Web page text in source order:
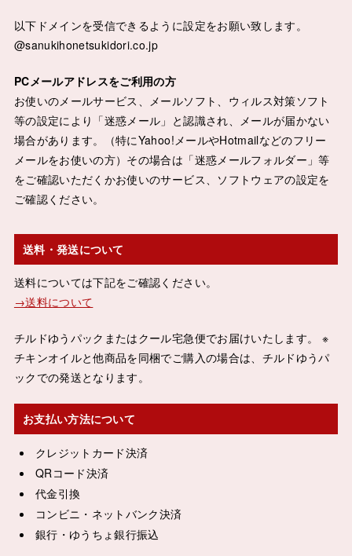
以下ドメインを受信できるように設定をお願い致します。
@sanukihonetsukidori.co.jp
PCメールアドレスをご利用の方
お使いのメールサービス、メールソフト、ウィルス対策ソフト
等の設定により「迷惑メール」と認識され、メールが届かない
場合があります。（特にYahoo!メールやHotmailなどのフリー
メールをお使いの方）その場合は「迷惑メールフォルダー」等
をご確認いただくかお使いのサービス、ソフトウェアの設定を
ご確認ください。
送料・発送について
送料については下記をご確認ください。
→送料について
チルドゆうパックまたはクール宅急便でお届けいたします。 ※
チキンオイルと他商品を同梱でご購入の場合は、チルドゆうパ
ックでの発送となります。
お支払い方法について
クレジットカード決済
QRコード決済
代金引換
コンビニ・ネットバンク決済
銀行・ゆうちょ銀行振込